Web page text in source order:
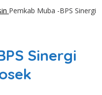
Pemkab Muba -BPS Sinergi
Sinergi